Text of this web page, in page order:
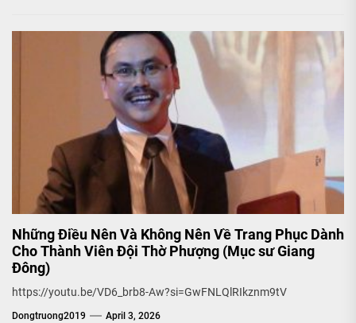
Những Điều Nên Và Không Nên Về Trang Phục Dành
Cho Thành Viên Đội Thờ Phượng (Mục sư Giang
Đông)
https://youtu.be/VD6_brb8-Aw?si=GwFNLQlRIkznm9tV
Dongtruong2019 April 3, 2026